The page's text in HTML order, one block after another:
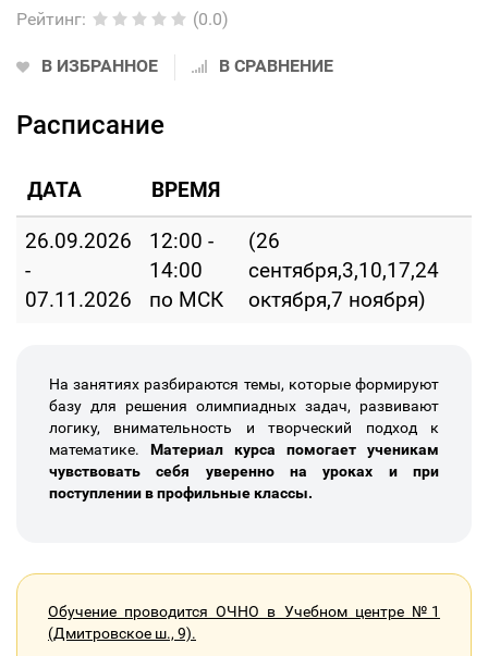
Рейтинг: (0.0)
В ИЗБРАННОЕ В СРАВНЕНИЕ
Расписание
ДАТА ВРЕМЯ
26.09.2026
-
07.11.2026
12:00 -
14:00
по МСК
(26
сентября,3,10,17,24
октября,7 ноября)
На занятиях разбираются темы, которые формируют
базу для решения олимпиадных задач, развивают
логику, внимательность и творческий подход к
математике. Материал курса помогает ученикам
чувствовать себя уверенно на уроках и при
поступлении в профильные классы.
Обучение проводится ОЧНО в Учебном центре №1
(Дмитровское ш., 9).